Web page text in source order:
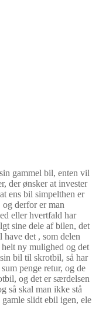
gammel bil, enten vil
der ønsker at invester
ens bil simpelthen er
og derfor er man
eller hvertfald har
sine dele af bilen, det
have det , som delen
ny mulighed og det
bil til skrotbil, så har
penge retur, og de
og det er særdelsen
så skal man ikke stå
slidt ebil igen, ele